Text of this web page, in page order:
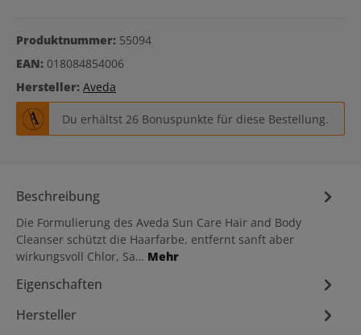
Produktnummer: 55094
EAN: 018084854006
Hersteller: Aveda
Du erhältst 26 Bonuspunkte für diese Bestellung.
Beschreibung
Die Formulierung des Aveda Sun Care Hair and Body
Cleanser schützt die Haarfarbe, entfernt sanft aber
wirkungsvoll Chlor, Sa… Mehr
Eigenschaften
Hersteller